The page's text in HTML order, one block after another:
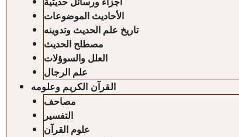
أجزاء ورسائل حديثية
الأحاديث الموضوعات
تاريخ علم الحديث وتدوينه
مصطلح الحديث
العلل والسوؤلات
علم الرجال
القرآن الكريم وعلومه
مصاحف
التفسير
علوم القرآن